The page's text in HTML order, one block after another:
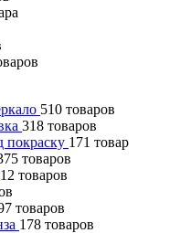
510 товаров
318 товаров
покраску 171 товар
товаров
товаров
товаров
178 товаров